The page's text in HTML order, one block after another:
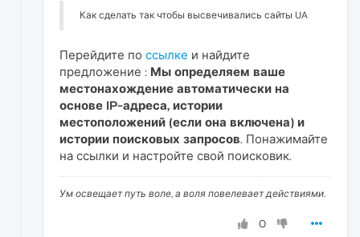
Как сделать так чтобы высвечивались сайты UA
Перейдите по ссылке и найдите
предложение : Мы определяем ваше
местонахождение автоматически на
основе IP-адреса, истории
местоположений (если она включена) и
истории поисковых запросов. Понажимайте
на ссылки и настройте свой поисковик.
Ум освещает путь воле, а воля повелевает действиями.
0